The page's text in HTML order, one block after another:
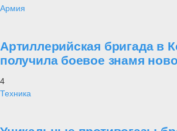
Армия
Артиллерийская бригада в
получила боевое знамя
4
Техника